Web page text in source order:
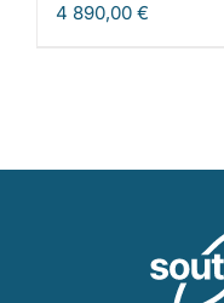
4 890,00 €